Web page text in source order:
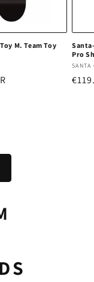
M. Team Toy
Pro
SANTA